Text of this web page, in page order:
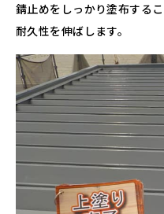
錆止めをしっかり塗布する
耐久性を伸ばします。